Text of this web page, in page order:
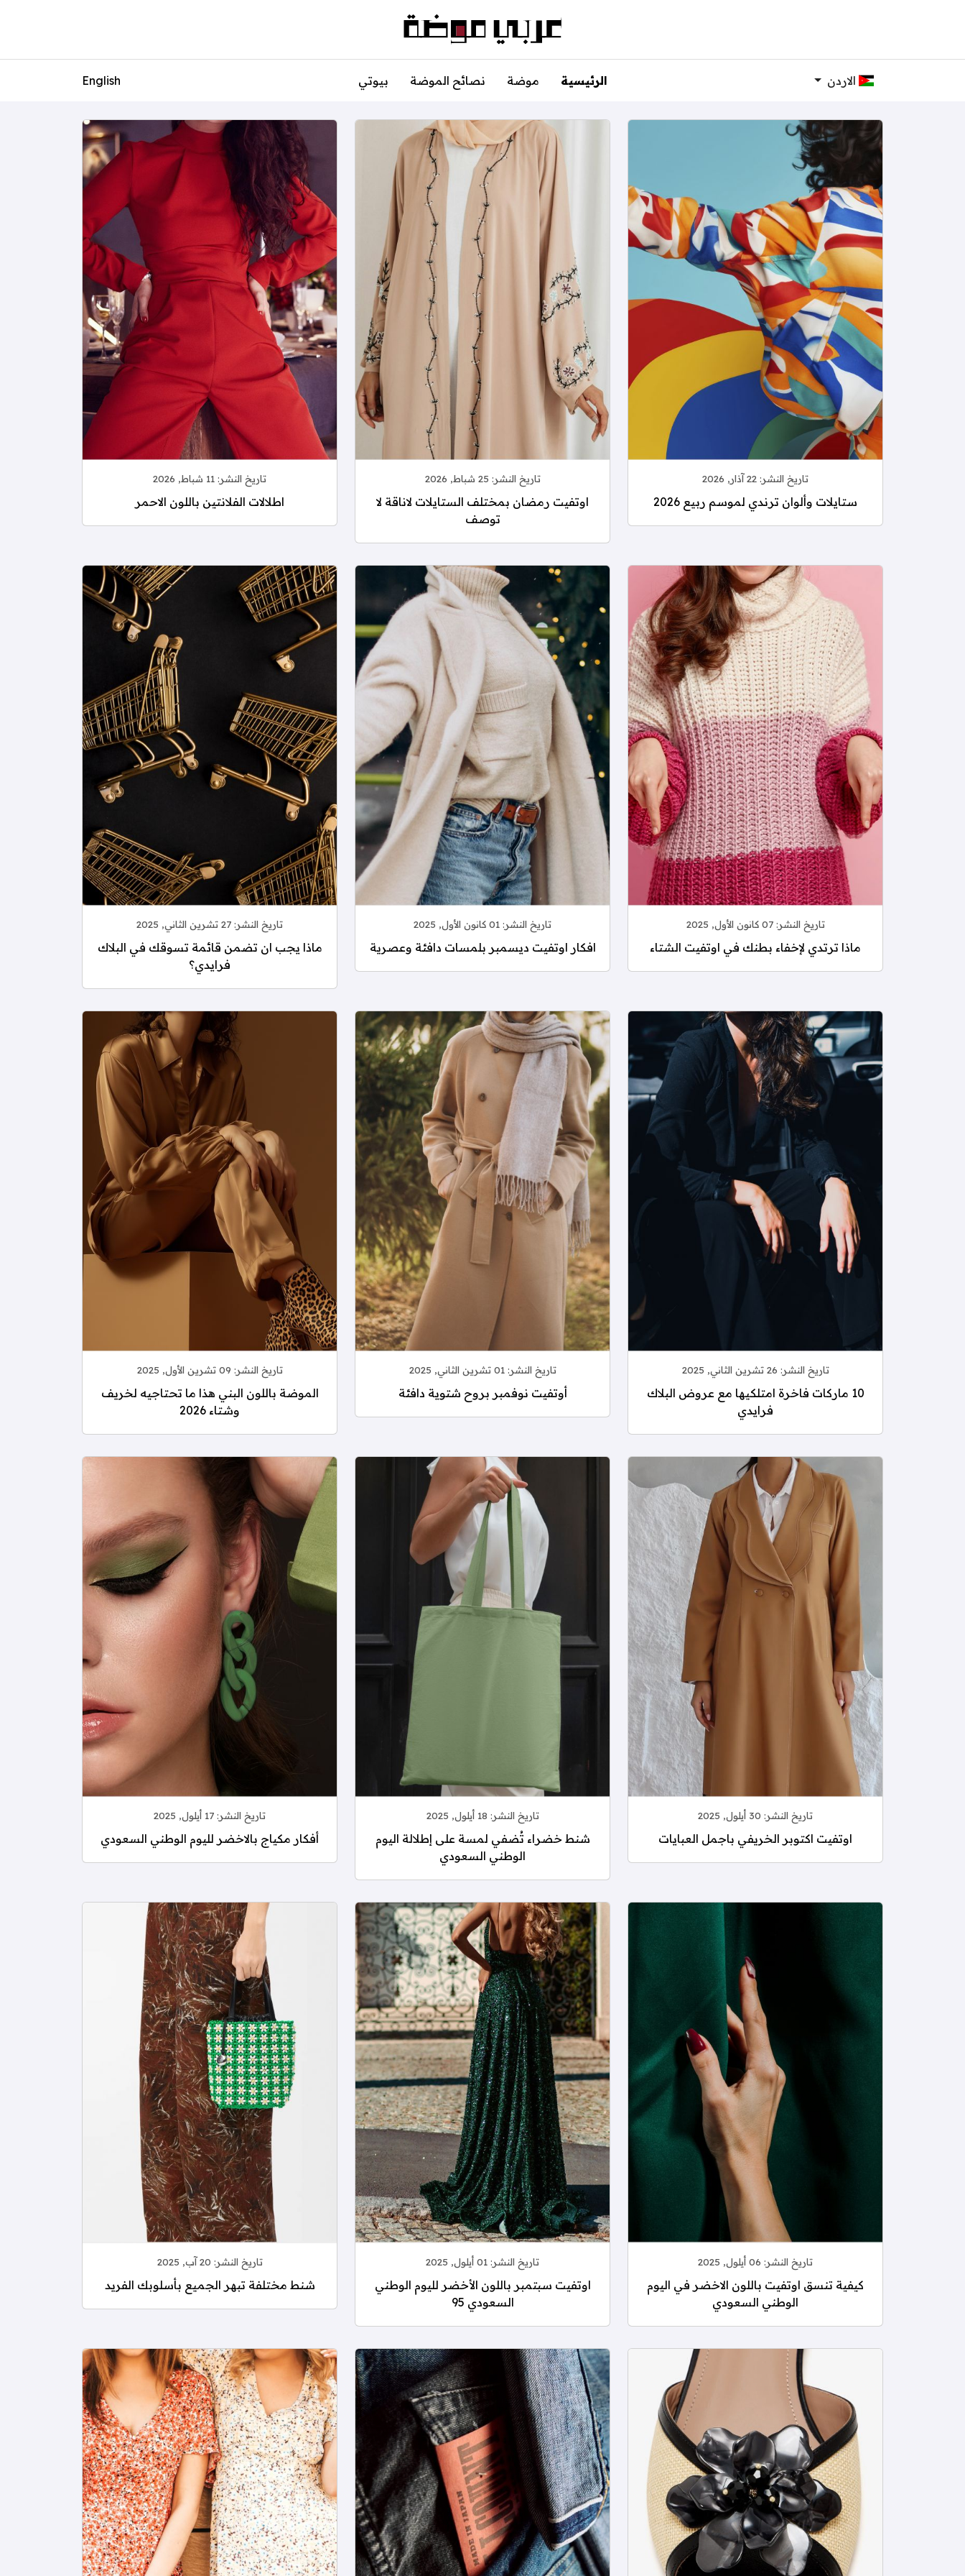
الاردن الرئيسية موضة نصائح الموضة بيوتي English
تاريخ النشر: 22 آذار, 2026
ستايلات وألوان ترندي لموسم ربيع 2026
تاريخ النشر: 25 شباط, 2026
اوتفيت رمضان بمختلف الستايلات لاناقة لا
توصف
تاريخ النشر: 11 شباط, 2026
اطلالات الفلانتين باللون الاحمر
تاريخ النشر:07 كانون الأول, 2025
ماذا ترتدي لإخفاء بطنك في اوتفيت الشتاء
تاريخ النشر: 01 كانون الأول, 2025
افكار اوتفيت ديسمبر بلمسات دافئة وعصرية
تاريخ النشر: 27 تشرين الثاني, 2025
ماذا يجب ان تضمن قائمة تسوقك في البلاك
فرايدي؟
تاريخ النشر: 26 تشرين الثاني, 2025
10 ماركات فاخرة امتلكيها مع عروض البلاك
فرايدي
تاريخ النشر:01 تشرين الثاني, 2025
أوتفيت نوفمبر بروح شتوية دافئة
تاريخ النشر: 09 تشرين الأول, 2025
الموضة باللون البني هذا ما تحتاجيه لخريف
وشتاء 2026
تاريخ النشر: 30 أيلول, 2025
اوتفيت اكتوبر الخريفي باجمل العبايات
تاريخ النشر: 18 أيلول, 2025
شنط خضراء تُضفي لمسة على إطلالة اليوم
الوطني السعودي
تاريخ النشر: 17 أيلول, 2025
أفكار مكياج بالاخضر لليوم الوطني السعودي
تاريخ النشر: 06 أيلول, 2025
كيفية تنسق اوتفيت باللون الاخضر في اليوم
الوطني السعودي
تاريخ النشر: 01 أيلول, 2025
اوتفيت سبتمبر باللون الأخضر لليوم الوطني
السعودي 95
تاريخ النشر: 20 آب, 2025
شنط مختلفة تبهر الجميع بأسلوبك الفريد